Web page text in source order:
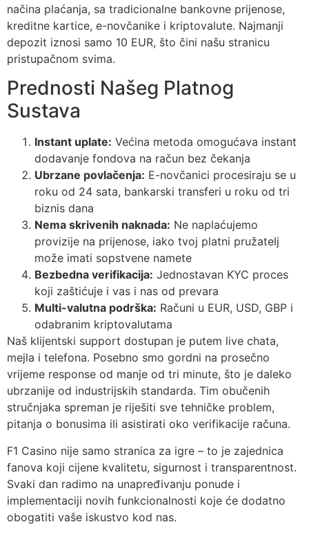
načina plaćanja, sa tradicionalne bankovne prijenose,
kreditne kartice, e-novčanike i kriptovalute. Najmanji
depozit iznosi samo 10 EUR, što čini našu stranicu
pristupačnom svima.
Prednosti Našeg Platnog
Sustava
Instant uplate: Većina metoda omogućava instant
dodavanje fondova na račun bez čekanja
Ubrzane povlačenja: E-novčanici procesiraju se u
roku od 24 sata, bankarski transferi u roku od tri
biznis dana
Nema skrivenih naknada: Ne naplaćujemo
provizije na prijenose, iako tvoj platni pružatelj
može imati sopstvene namete
Bezbedna verifikacija: Jednostavan KYC proces
koji zaštićuje i vas i nas od prevara
Multi-valutna podrška: Računi u EUR, USD, GBP i
odabranim kriptovalutama
Naš klijentski support dostupan je putem live chata,
mejla i telefona. Posebno smo gordni na prosečno
vrijeme response od manje od tri minute, što je daleko
ubrzanije od industriјskih standarda. Tim obučenih
stručnjaka spreman je riješiti sve tehničke problem,
pitanja o bonusima ili asistirati oko verifikacije računa.
F1 Casino nije samo stranica za igre – to je zajednica
fanova koji cijene kvalitetu, sigurnost i transparentnost.
Svaki dan radimo na unapređivanju ponude i
implementaciji novih funkcionalnosti koje će dodatno
obogatiti vaše iskustvo kod nas.